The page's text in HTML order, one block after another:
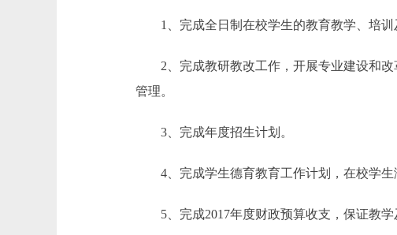
1、完成全日制在校学生的教育教学、培训
2、完成教研教改工作，开展专业建设和改
管理。
3、完成年度招生计划。
4、完成学生德育教育工作计划，在校学生
5、完成2017年度财政预算收支，保证教学